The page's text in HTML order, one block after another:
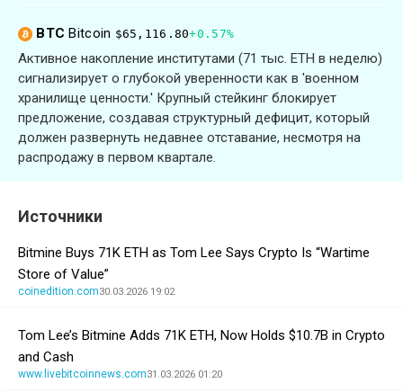
BTCBitcoin $65,116.80+0.57%
Активное накопление институтами (71 тыс. ETH в неделю)
сигнализирует о глубокой уверенности как в 'военном
хранилище ценности.' Крупный стейкинг блокирует
предложение, создавая структурный дефицит, который
должен развернуть недавнее отставание, несмотря на
распродажу в первом квартале.
Источники
Bitmine Buys 71K ETH as Tom Lee Says Crypto Is “Wartime
Store of Value”
coinedition.com30.03.2026 19:02
Tom Lee’s Bitmine Adds 71K ETH, Now Holds $10.7B in Crypto
and Cash
www.livebitcoinnews.com31.03.2026 01:20